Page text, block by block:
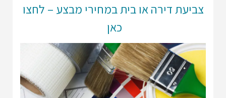
צביעת דירה או בית במחירי מבצע – לחצו
כאן